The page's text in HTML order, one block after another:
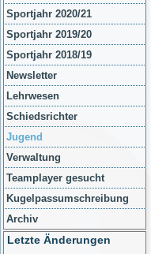
Sportjahr 2020/21
Sportjahr 2019/20
Sportjahr 2018/19
Newsletter
Lehrwesen
Schiedsrichter
Jugend
Verwaltung
Teamplayer gesucht
Kugelpassumschreibung
Archiv
Letzte Änderungen